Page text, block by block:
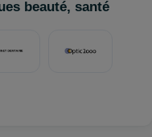
beauté, santé